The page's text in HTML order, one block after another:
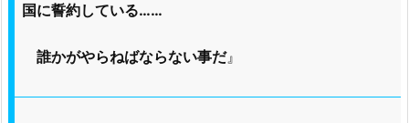
国に誓約している……
誰かがやらねばならない事だ』